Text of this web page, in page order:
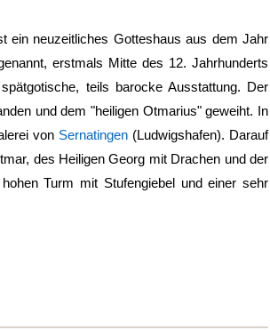
ein neuzeitliches Gotteshaus aus dem Jahr
erstmals Mitte des 12. Jahrhunderts
teils barocke Ausstattung. Der
und dem "heiligen Otmarius" geweiht. In
von Sernatingen(Ludwigshafen). Darauf
des Heiligen Georg mit Drachen und der
Turm mit Stufengiebel und einer sehr